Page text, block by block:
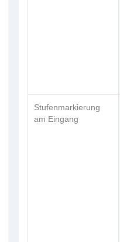
Stufenmarkierung
am Eingang